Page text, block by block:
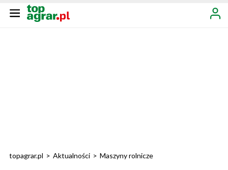
topagrar.pl > Aktualności > Maszyny rolnicze